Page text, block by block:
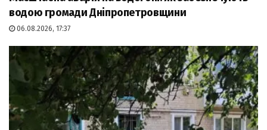
водою громади Дніпропетровщини
06.08.2026, 17:37